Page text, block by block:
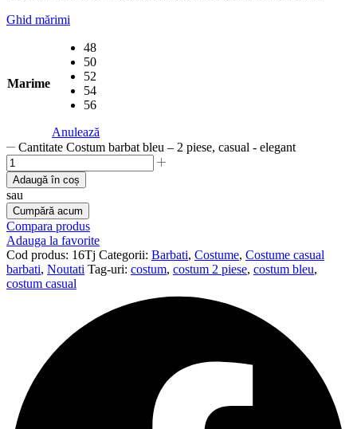
Ghid mărimi
Marime
48
50
52
54
56
Anulează
Cantitate Costum barbat bleu – 2 piese, casual - elegant
Adaugă în coș
sau
Cumpără acum
Compara produs
Adauga la favorite
Cod produs: 16Tj Categorii: Barbati, Costume, Costume casual
barbati, Noutati Tag-uri: costum, costum 2 piese, costum bleu,
costum casual